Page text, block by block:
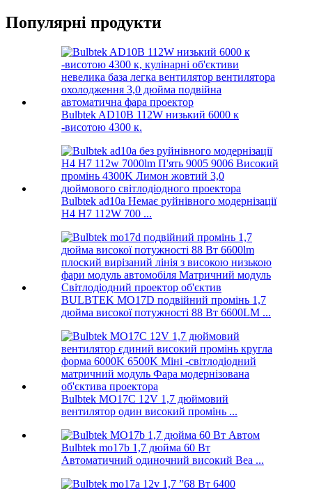
Популярні продукти
Bulbtek AD10B 112W низький 6000 к
-висотою 4300 к.
Bulbtek ad10a Немає руйнівного модернізації
H4 H7 112W 700 ...
BULBTEK MO17D подвійний промінь 1,7
дюйма високої потужності 88 Вт 6600LM ...
Bulbtek MO17C 12V 1,7 дюймовий
вентилятор один високий промінь ...
Bulbtek mo17b 1,7 дюйма 60 Вт
Автоматичний одиночний високий Bea ...